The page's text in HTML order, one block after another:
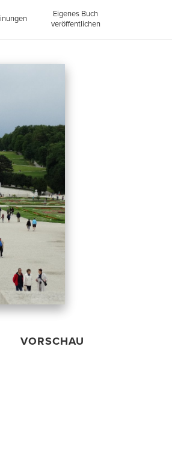
Eigenes Buch
veröffentlichen
VORSCHAU